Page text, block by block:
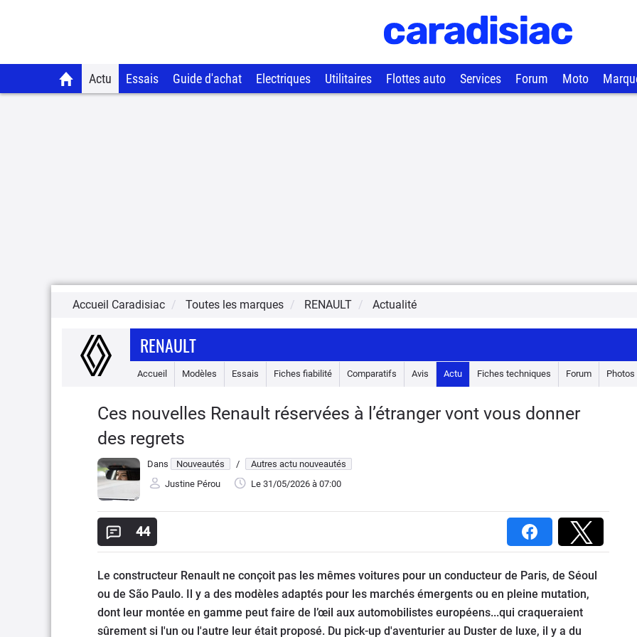
Actu Essais Guide d'achat Electriques Utilitaires Flottes auto Services Forum Moto
Accueil Caradisiac Toutes les marques RENAULT Actualité
RENAULT
Accueil Modèles Essais Fiches fiabilité Comparatifs Avis Actu Fiches techniques Forum Photos
Ces nouvelles Renault réservées à l’étranger vont vous donner
des regrets
Dans Nouveautés /
Autres actu nouveautés
Justine Pérou
Le 31/05/2026 à 07:00
44
Le constructeur Renault ne conçoit pas les mêmes voitures pour un conducteur de Paris, de Séoul
ou de São Paulo. Il y a des modèles adaptés pour les marchés émergents ou en pleine mutation,
dont leur montée en gamme peut faire de l’œil aux automobilistes européens...qui craqueraient
sûrement si l'un ou l'autre leur était proposé. Du pick-up d'aventurier au Duster de luxe, il y a du